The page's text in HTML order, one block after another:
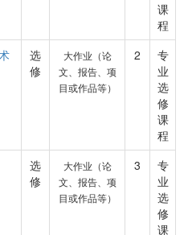
课
程
选
修
大作业（论
文、报告、项
目或作品等）
2
专
业
选
修
课
程
选
修
大作业（论
文、报告、项
目或作品等）
3
专
业
选
修
课